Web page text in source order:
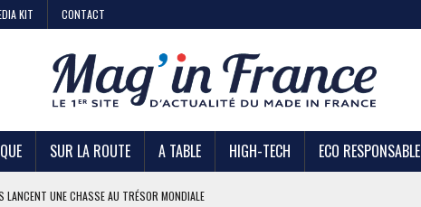
KIT CONTACT
SUR LA ROUTE A TABLE HIGH-TECH ECO RESPONSABLE
UNE CHASSE AU TRÉSOR MONDIALE